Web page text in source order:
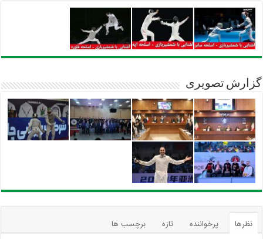
گزارش تصویری
نظرها پرخواننده تازه برچسب ها